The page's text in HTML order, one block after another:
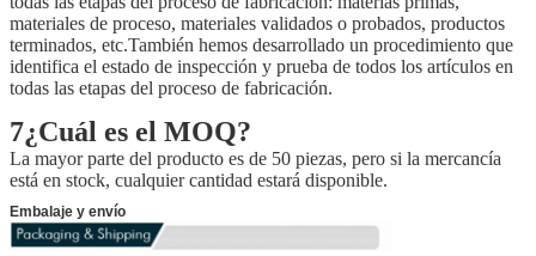
materiales de proceso, materiales validados o probados, productos
terminados, etc.También hemos desarrollado un procedimiento que
identifica el estado de inspección y prueba de todos los artículos en
todas las etapas del proceso de fabricación.
7¿Cuál es el MOQ?
La mayor parte del producto es de 50 piezas, pero si la mercancía
está en stock, cualquier cantidad estará disponible.
Embalaje y envío